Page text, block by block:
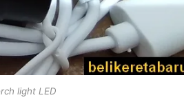
light LED